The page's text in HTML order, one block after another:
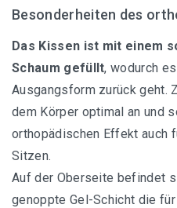
Besonderheiten des
Das Kissen ist mit einem
Schaum gefüllt, wodurch
Ausgangsform zurück geht.
dem Körper optimal an und
orthopädischen Effekt auch
Sitzen.
Auf der Oberseite befindet
genoppte Gel-Schicht die